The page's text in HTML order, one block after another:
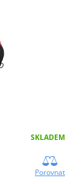
SKLADEM
Porovnat